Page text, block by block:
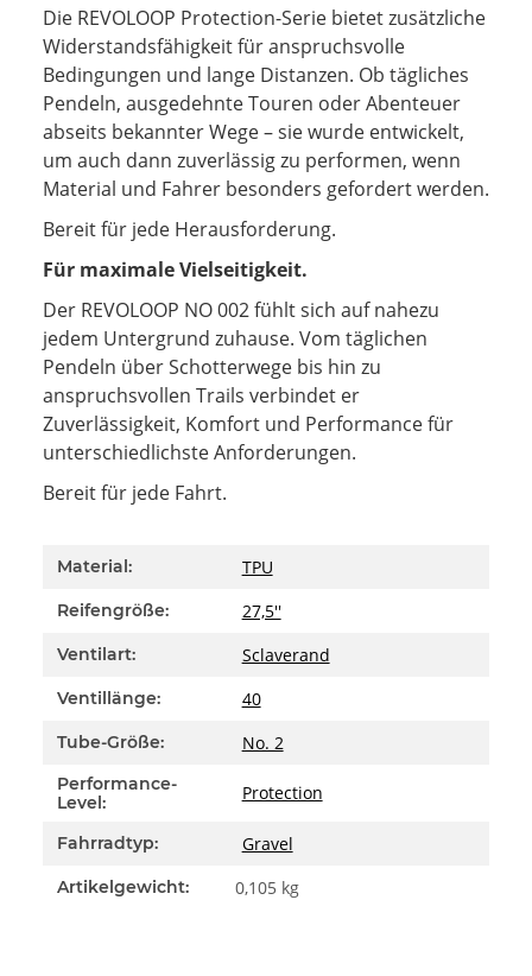
Die REVOLOOP Protection-Serie bietet zusätzliche
Widerstandsfähigkeit für anspruchsvolle
Bedingungen und lange Distanzen. Ob tägliches
Pendeln, ausgedehnte Touren oder Abenteuer
abseits bekannter Wege – sie wurde entwickelt,
um auch dann zuverlässig zu performen, wenn
Material und Fahrer besonders gefordert werden.
Bereit für jede Herausforderung.
Für maximale Vielseitigkeit.
Der REVOLOOP NO 002 fühlt sich auf nahezu
jedem Untergrund zuhause. Vom täglichen
Pendeln über Schotterwege bis hin zu
anspruchsvollen Trails verbindet er
Zuverlässigkeit, Komfort und Performance für
unterschiedlichste Anforderungen.
Bereit für jede Fahrt.
Produkteigenschaft
Wert
Material: TPU
Reifengröße: 27,5''
Ventilart: Sclaverand
Ventillänge: 40
Tube-Größe: No. 2
Performance-
Level:
Protection
Fahrradtyp: Gravel
Artikelgewicht: 0,105 kg